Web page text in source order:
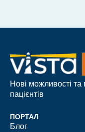
Нові можливості та
пацієнтів
ПОРТАЛ
Блог